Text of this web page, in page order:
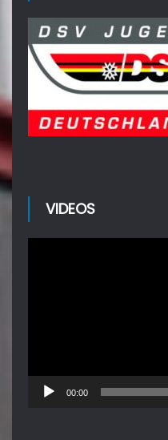
VIDEOS
00:00